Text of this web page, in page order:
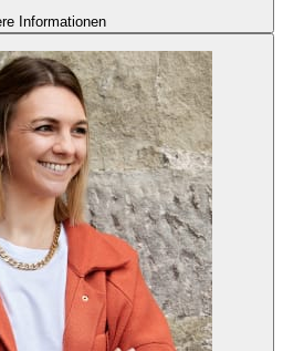
Informationen